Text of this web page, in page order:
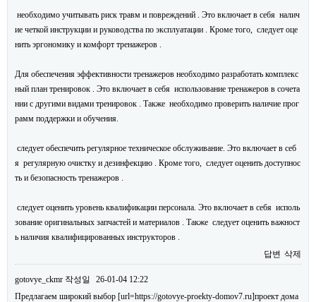
необходимо учитывать риск травм и повреждений . Это включает в себя налич
ие четкой инструкции и руководства по эксплуатации . Кроме того, следует оце
нить эргономику и комфорт тренажеров .
Для обеспечения эффективности тренажеров необходимо разработать комплекс
ный план тренировок . Это включает в себя использование тренажеров в сочета
нии с другими видами тренировок . Также необходимо проверить наличие прог
рамм поддержки и обучения.
следует обеспечить регулярное техническое обслуживание. Это включает в себ
я регулярную очистку и дезинфекцию . Кроме того, следует оценить доступнос
ть и безопасность тренажеров .
следует оценить уровень квалификации персонала. Это включает в себя исполь
зование оригинальных запчастей и материалов . Также следует оценить важност
ь наличия квалифицированных инструкторов .
답변 삭제
gotovye_ckmr 작성일
26-01-04 12:22
Предлагаем широкий выбор [url=https://gotovye-proekty-domov7.ru]проект дома